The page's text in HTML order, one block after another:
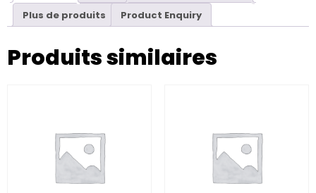
Plus de produits
Product Enquiry
Produits similaires